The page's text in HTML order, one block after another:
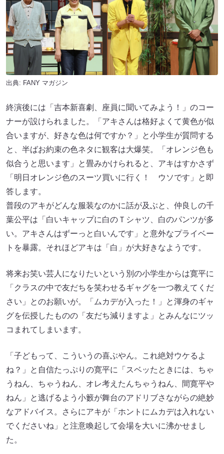
出典: FANY マガジン
終演後には「吉本新喜劇、座員に聞いてみよう！」のコー
ナーが設けられました。「アキさんは格好よくて黄色が似
合いますが、好きな色は何ですか？」と小学生が質問する
と、半ばお約束の色ネタに観客は大爆笑。「オレンジ色も
似合うと思います」と畳みかけられると、アキはすかさず
「明日オレンジ色のスーツ買いに行く！ ウソです」と即
答します。
普段のアキがどんな服装なのかに話が及ぶと、仲良しの千
葉公平は「白いキャップに白のＴシャツ、白のパンツが多
い。アキさんはずーっと白いんです」と意外なプライベー
トを暴露。それほどアキは「白」が大好きなようです。
将来お笑い芸人になりたいという別の小学生からは寛平に
「クラスの中で友だちを笑わせるギャグを一つ教えてくだ
さい」とのお願いが。「ムカデが入った！」と渾身のギャ
グを伝授したものの「友だち減りますよ」とみんなにツッ
コまれてしまいます。
「子どもって、こういうの喜ぶやん。これ絶対ウケるよ
ね？」と自信たっぷりの寛平に「スベッたときには、ちゃ
うねん、ちゃうねん、オレ考えたんちゃうねん、間寛平や
ねん」と逃げるよう小籔が舞台のアドリブさながらの絶妙
なアドバイス。さらにアキが「ホントにムカデは入れない
でくださいね」と注意喚起して会場を大いに沸かせまし
た。